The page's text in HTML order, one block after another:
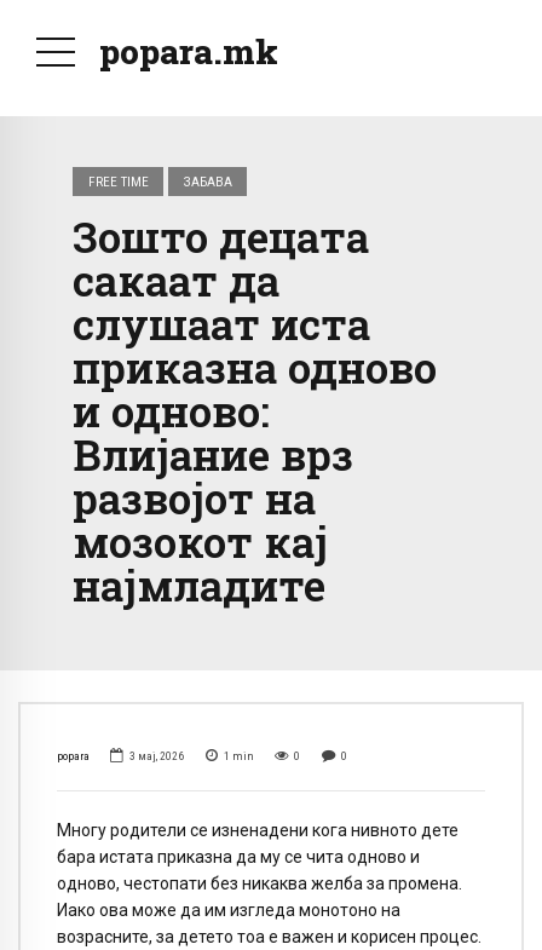
popara.mk
FREE TIME ЗАБАВА
Зошто децата
сакаат да
слушаат иста
приказна одново
и одново:
Влијание врз
развојот на
мозокот кај
најмладите
popara 3 мај, 2026 1 min 0 0
Многу родители се изненадени кога нивното дете
бара истата приказна да му се чита одново и
одново, честопати без никаква желба за промена.
Иако ова може да им изгледа монотоно на
возрасните, за детето тоа е важен и корисен процес.